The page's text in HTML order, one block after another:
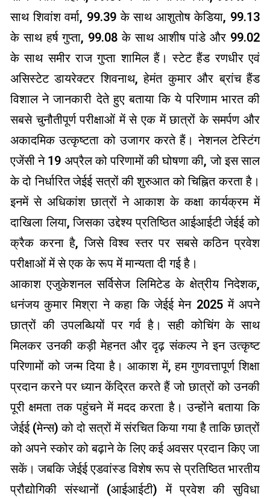
साथ शिवांश वर्मा, 99.39 के साथ आशुतोष केडिया, 99.13
के साथ हर्ष गुप्ता, 99.08 के साथ आशीष पांडे और 99.02
के साथ समीर राज गुप्ता शामिल हैं। स्टेट हैंड रणधीर एवं
असिस्टेट डायरेक्टर शिवनाथ, हेमंत कुमार और ब्रांच हैंड
विशाल ने जानकारी देते हुए बताया कि ये परिणाम भारत की
सबसे चुनौतीपूर्ण परीक्षाओं में से एक में छात्रों के समर्पण और
अकादमिक उत्कृष्टता को उजागर करते हैं। नेशनल टेस्टिंग
एजेंसी ने 19 अप्रैल को परिणामों की घोषणा की, जो इस साल
के दो निर्धारित जेईई सत्रों की शुरुआत को चिह्नित करता है।
इनमें से अधिकांश छात्रों ने आकाश के कक्षा कार्यक्रम में
दाखिला लिया, जिसका उद्देश्य प्रतिष्ठित आईआईटी जेईई को
क्रैक करना है, जिसे विश्व स्तर पर सबसे कठिन प्रवेश
परीक्षाओं में से एक के रूप में मान्यता दी गई है।
आकाश एजुकेशनल सर्विसेज लिमिटेड के क्षेत्रीय निदेशक,
धनंजय कुमार मिश्रा ने कहा कि जेईई मेन 2025 में अपने
छात्रों की उपलब्धियों पर गर्व है। सही कोचिंग के साथ
मिलकर उनकी कड़ी मेहनत और दृढ़ संकल्प ने इन उत्कृष्ट
परिणामों को जन्म दिया है। आकाश में, हम गुणवत्तापूर्ण शिक्षा
प्रदान करने पर ध्यान केंद्रित करते हैं जो छात्रों को उनकी
पूरी क्षमता तक पहुंचने में मदद करता है। उन्होंने बताया कि
जेईई (मेन्स) को दो सत्रों में संरचित किया गया है ताकि छात्रों
को अपने स्कोर को बढ़ाने के लिए कई अवसर प्रदान किए जा
सकें। जबकि जेईई एडवांस्ड विशेष रूप से प्रतिष्ठित भारतीय
प्रौद्योगिकी संस्थानों (आईआईटी) में प्रवेश की सुविधा